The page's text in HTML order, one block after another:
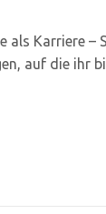
als Karriere
auf die